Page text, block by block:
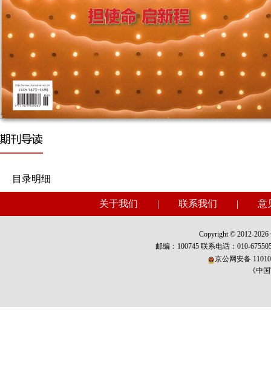
目录明细
关于我们 | 联系我们 | 意
Copyright © 2012-2026
邮编：100745 联系电话：010-
京公网安备
《中